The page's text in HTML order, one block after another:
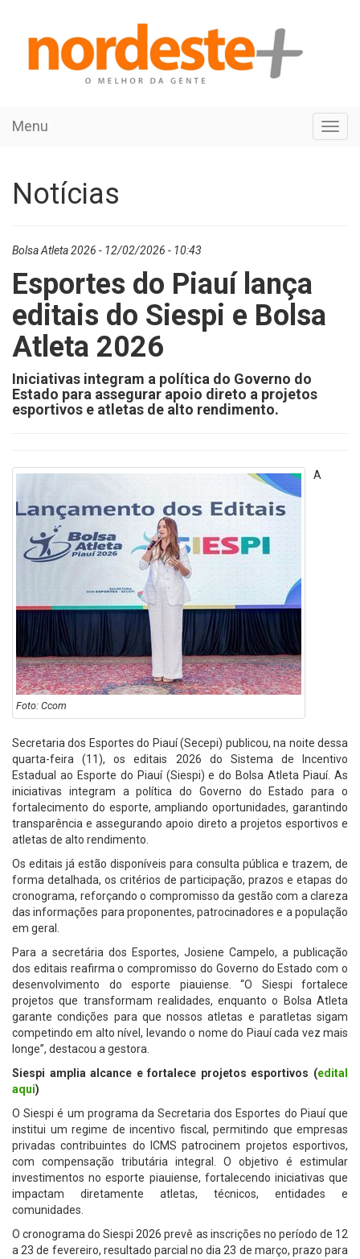
Menu
Notícias
Bolsa Atleta 2026 - 12/02/2026 - 10:43
Esportes do Piauí lança
editais do Siespi e Bolsa
Atleta 2026
Iniciativas integram a política do Governo do
Estado para assegurar apoio direto a projetos
esportivos e atletas de alto rendimento.
Foto: Ccom
A
Secretaria dos Esportes do Piauí (Secepi) publicou, na noite dessa
quarta-feira (11), os editais 2026 do Sistema de Incentivo
Estadual ao Esporte do Piauí (Siespi) e do Bolsa Atleta Piauí. As
iniciativas integram a política do Governo do Estado para o
fortalecimento do esporte, ampliando oportunidades, garantindo
transparência e assegurando apoio direto a projetos esportivos e
atletas de alto rendimento.
Os editais já estão disponíveis para consulta pública e trazem, de
forma detalhada, os critérios de participação, prazos e etapas do
cronograma, reforçando o compromisso da gestão com a clareza
das informações para proponentes, patrocinadores e a população
em geral.
Para a secretária dos Esportes, Josiene Campelo, a publicação
dos editais reafirma o compromisso do Governo do Estado com o
desenvolvimento do esporte piauiense. “O Siespi fortalece
projetos que transformam realidades, enquanto o Bolsa Atleta
garante condições para que nossos atletas e paratletas sigam
competindo em alto nível, levando o nome do Piauí cada vez mais
longe”, destacou a gestora.
Siespi amplia alcance e fortalece projetos esportivos (edital
aqui)
O Siespi é um programa da Secretaria dos Esportes do Piauí que
institui um regime de incentivo fiscal, permitindo que empresas
privadas contribuintes do ICMS patrocinem projetos esportivos,
com compensação tributária integral. O objetivo é estimular
investimentos no esporte piauiense, fortalecendo iniciativas que
impactam diretamente atletas, técnicos, entidades e
comunidades.
O cronograma do Siespi 2026 prevê as inscrições no período de 12
a 23 de fevereiro, resultado parcial no dia 23 de março, prazo para